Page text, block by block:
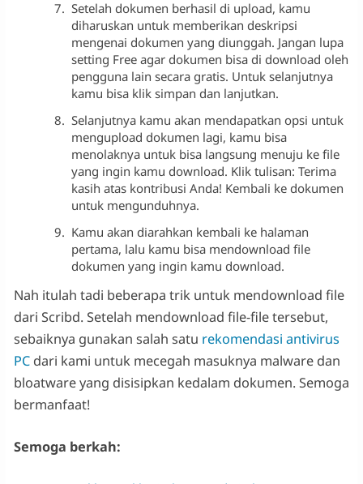
Setelah dokumen berhasil di upload, kamu
diharuskan untuk memberikan deskripsi
mengenai dokumen yang diunggah. Jangan lupa
setting Free agar dokumen bisa di download oleh
pengguna lain secara gratis. Untuk selanjutnya
kamu bisa klik simpan dan lanjutkan.
Selanjutnya kamu akan mendapatkan opsi untuk
mengupload dokumen lagi, kamu bisa
menolaknya untuk bisa langsung menuju ke file
yang ingin kamu download. Klik tulisan: Terima
kasih atas kontribusi Anda! Kembali ke dokumen
untuk mengunduhnya.
Kamu akan diarahkan kembali ke halaman
pertama, lalu kamu bisa mendownload file
dokumen yang ingin kamu download.
Nah itulah tadi beberapa trik untuk mendownload file
dari Scribd. Setelah mendownload file-file tersebut,
sebaiknya gunakan salah satu rekomendasi antivirus
PCdari kami untuk mecegah masuknya malware dan
bloatware yang disisipkan kedalam dokumen. Semoga
bermanfaat!
Semoga berkah: